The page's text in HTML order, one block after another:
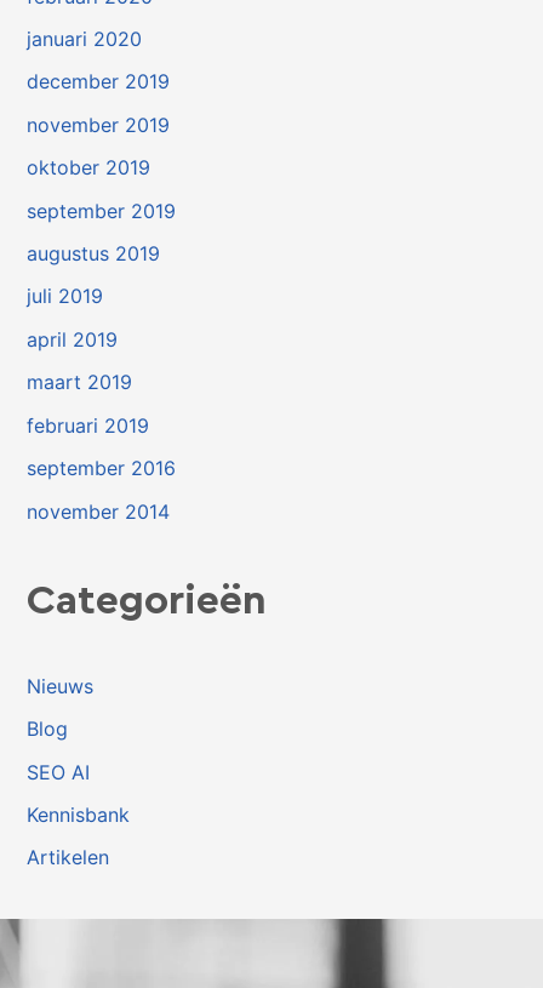
januari 2020
december 2019
november 2019
oktober 2019
september 2019
augustus 2019
juli 2019
april 2019
maart 2019
februari 2019
september 2016
november 2014
Categorieën
Nieuws
Blog
SEO AI
Kennisbank
Artikelen